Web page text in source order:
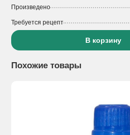
Произведено
Требуется рецепт
В корзину
Похожие товары